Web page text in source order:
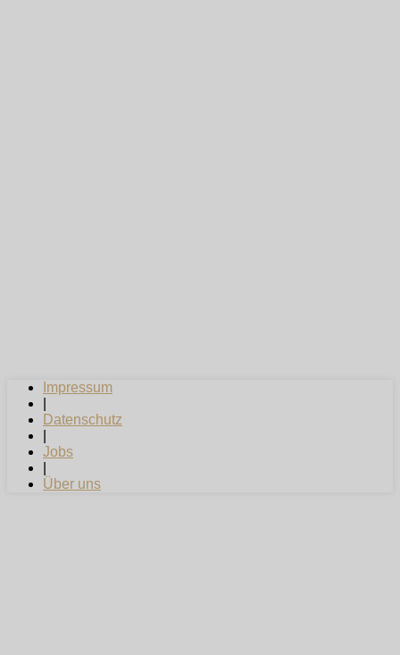
Impressum
Datenschutz
Jobs
Über uns